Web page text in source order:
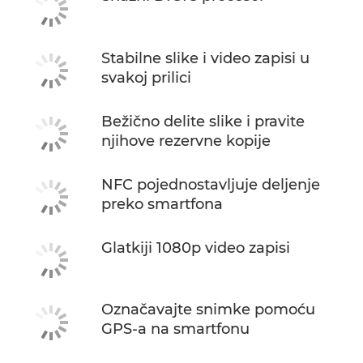
Stabilne slike i video zapisi u
svakoj prilici
Bežično delite slike i pravite
njihove rezervne kopije
NFC pojednostavljuje deljenje
preko smartfona
Glatkiji 1080p video zapisi
Označavajte snimke pomoću
GPS-a na smartfonu